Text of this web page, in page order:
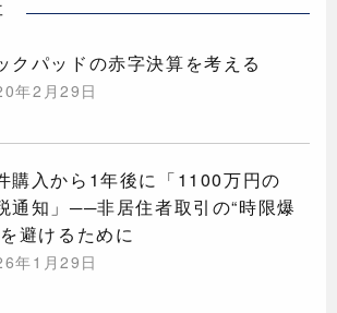
クパッドの赤字決算を考える
年2月29日
購入から1年後に「1100万円の
通知」──非居住者取引の“時限爆
避けるために
年1月29日